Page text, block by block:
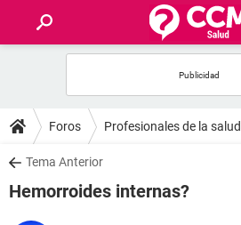
FOROS
SALUD
Foros Profesionales de la salud
Tema Anterior
Hemorroides internas?